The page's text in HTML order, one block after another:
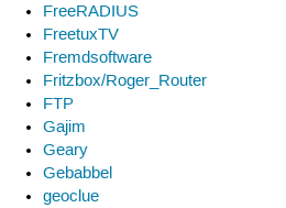
FreeRADIUS
FreetuxTV
Fremdsoftware
Fritzbox/Roger_Router
FTP
Gajim
Geary
Gebabbel
geoclue